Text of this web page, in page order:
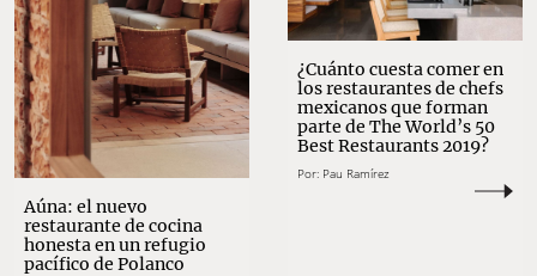
Aúna: el nuevo
restaurante de cocina
honesta en un refugio
pacífico de Polanco
¿Cuánto cuesta comer en
los restaurantes de chefs
mexicanos que forman
parte de The World’s 50
Best Restaurants 2019?
Por: Pau Ramírez